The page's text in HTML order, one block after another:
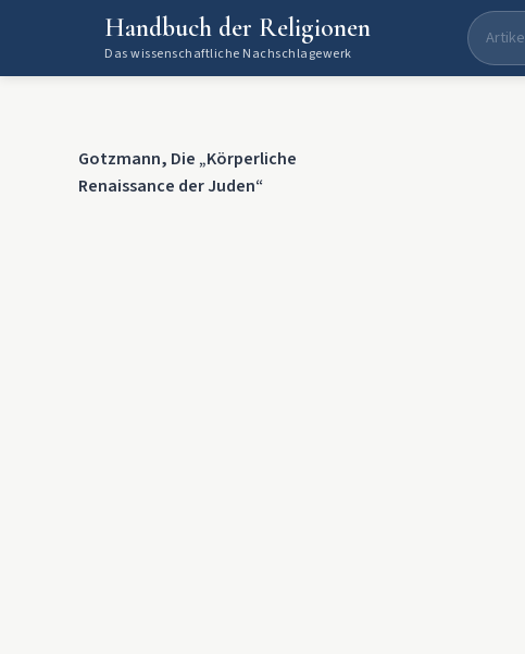
Handbuch der Religionen
Das wissenschaftliche Nachschlagewerk
Gotzmann, Die „Körperliche
Renaissance der Juden“